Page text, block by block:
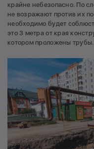
крайне небезопасно. По
не возражают против их
необходимо будет
это 3 метра от края
котором проложены трубы.